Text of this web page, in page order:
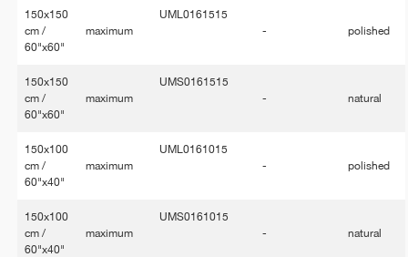
150x150
cm /
60"x60"
maximum
UML0161515
-
polished
150x150
cm /
60"x60"
maximum
UMS0161515
-
natural
150x100
cm /
60"x40"
maximum
UML0161015
-
polished
150x100
cm /
60"x40"
maximum
UMS0161015
-
natural